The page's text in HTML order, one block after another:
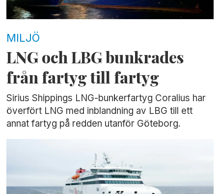
MILJÖ
LNG och LBG bunkrades
från fartyg till fartyg
Sirius Shippings LNG-bunkerfartyg Coralius har
överfört LNG med inblandning av LBG till ett
annat fartyg på redden utanför Göteborg.